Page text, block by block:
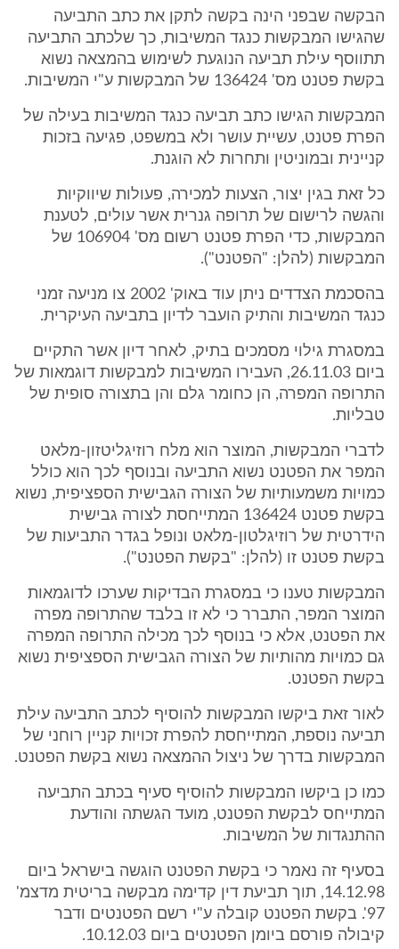
הבקשה שבפני הינה בקשה לתקן את כתב התביעה
שהגישו המבקשות כנגד המשיבות, כך שלכתב התביעה
תתווסף עילת תביעה הנוגעת לשימוש בהמצאה נשוא
בקשת פטנט מס' 136424 של המבקשות ע"י המשיבות.
המבקשות הגישו כתב תביעה כנגד המשיבות בעילה של
הפרת פטנט, עשיית עושר ולא במשפט, פגיעה בזכות
קניינית ובמוניטין ותחרות לא הוגנת.
כל זאת בגין יצור, הצעות למכירה, פעולות שיווקיות
והגשה לרישום של תרופה גנרית אשר עולים, לטענת
המבקשות, כדי הפרת פטנט רשום מס' 106904 של
המבקשות (להלן: "הפטנט").
בהסכמת הצדדים ניתן עוד באוק' 2002 צו מניעה זמני
כנגד המשיבות והתיק הועבר לדיון בתביעה העיקרית.
במסגרת גילוי מסמכים בתיק, לאחר דיון אשר התקיים
ביום 26.11.03, העבירו המשיבות למבקשות דוגמאות של
התרופה המפרה, הן כחומר גלם והן בתצורה סופית של
טבליות.
לדברי המבקשות, המוצר הוא מלח רוזיגליטזון-מלאט
המפר את הפטנט נשוא התביעה ובנוסף לכך הוא כולל
כמויות משמעותיות של הצורה הגבישית הספציפית, נשוא
בקשת פטנט 136424 המתייחסת לצורה גבישית
הידרטית של רוזיגלטון-מלאט ונופל בגדר התביעות של
בקשת פטנט זו (להלן: "בקשת הפטנט").
המבקשות טענו כי במסגרת הבדיקות שערכו לדוגמאות
המוצר המפר, התברר כי לא זו בלבד שהתרופה מפרה
את הפטנט, אלא כי בנוסף לכך מכילה התרופה המפרה
גם כמויות מהותיות של הצורה הגבישית הספציפית נשוא
בקשת הפטנט.
לאור זאת ביקשו המבקשות להוסיף לכתב התביעה עילת
תביעה נוספת, המתייחסת להפרת זכויות קניין רוחני של
המבקשות בדרך של ניצול ההמצאה נשוא בקשת הפטנט.
כמו כן ביקשו המבקשות להוסיף סעיף בכתב התביעה
המתייחס לבקשת הפטנט, מועד הגשתה והודעת
ההתנגדות של המשיבות.
בסעיף זה נאמר כי בקשת הפטנט הוגשה בישראל ביום
14.12.98, תוך תביעת דין קדימה מבקשה בריטית מדצמ'
97'. בקשת הפטנט קובלה ע"י רשם הפטנטים ודבר
קיבולה פורסם ביומן הפטנטים ביום 10.12.03.